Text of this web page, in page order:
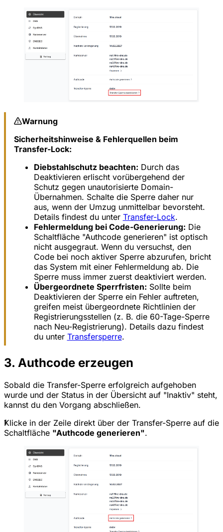
Warnung
Sicherheitshinweise & Fehlerquellen beim
Transfer-Lock:
Diebstahlschutz beachten: Durch das
Deaktivieren erlischt vorübergehend der
Schutz gegen unautorisierte Domain-
Übernahmen. Schalte die Sperre daher nur
aus, wenn der Umzug unmittelbar bevorsteht.
Details findest du unter Transfer-Lock.
Fehlermeldung bei Code-Generierung: Die
Schaltfläche "Authcode generieren" ist optisch
nicht ausgegraut. Wenn du versuchst, den
Code bei noch aktiver Sperre abzurufen, bricht
das System mit einer Fehlermeldung ab. Die
Sperre muss immer zuerst deaktiviert werden.
Übergeordnete Sperrfristen: Sollte beim
Deaktivieren der Sperre ein Fehler auftreten,
greifen meist übergeordnete Richtlinien der
Registrierungsstellen (z. B. die 60-Tage-Sperre
nach Neu-Registrierung). Details dazu findest
du unter Transfersperre.
3. Authcode erzeugen
Sobald die Transfer-Sperre erfolgreich aufgehoben
wurde und der Status in der Übersicht auf "Inaktiv" steht,
kannst du den Vorgang abschließen.
1
Klicke in der Zeile direkt über der Transfer-Sperre auf die
Schaltfläche "Authcode generieren".